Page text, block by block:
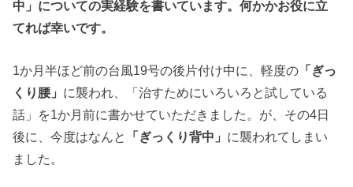
中」についての実経験を書いています。何かかお役に立
てれば幸いです。
1か月半ほど前の台風19号の後片付け中に、軽度の 「ぎっ
くり腰」 に襲われ、「治すためにいろいろと試している
話」を1か月前に書かせていただきました。が、その4日
後に、今度はなんと
「ぎっくり背中」 に襲われてしまい
ました。